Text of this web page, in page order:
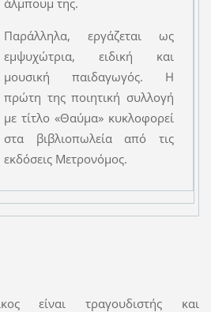
Παράλληλα, εργάζεται ως
εμψυχώτρια, ειδική και
μουσική παιδαγωγός. Η
πρώτη της ποιητική συλλογή
με τίτλο «Θαύμα» κυκλοφορεί
στα βιβλιοπωλεία από τις
εκδόσεις Μετρονόμος.
είναι τραγουδιστής και